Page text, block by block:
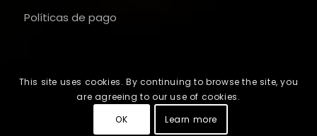
Políticas de pago
This site uses cookies. By continuing to browse the site, you
are agreeing to our use of cookies.
OK
Learn more